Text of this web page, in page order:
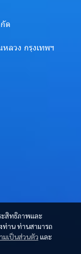
ะสิทธิภาพและ
ท่าน ท่านสามารถ
มเป็นส่วนตัว และ
ด
ลวง กรุงเทพฯ